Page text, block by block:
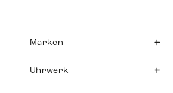
Marken
Uhrwerk